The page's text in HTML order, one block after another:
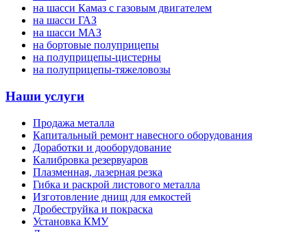
на шасси Камаз с газовым двигателем
на шасси ГАЗ
на шасси МАЗ
на бортовые полуприцепы
на полуприцепы-цистерны
на полуприцепы-тяжеловозы
Наши услуги
Продажа металла
Капитальный ремонт навесного оборудования
Доработки и дооборудование
Калибровка резервуаров
Плазменная, лазерная резка
Гибка и раскрой листового металла
Изготовление днищ для емкостей
Дробеструйка и покраска
Установка КМУ